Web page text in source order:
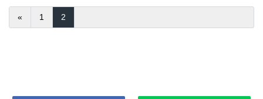
« 1 2